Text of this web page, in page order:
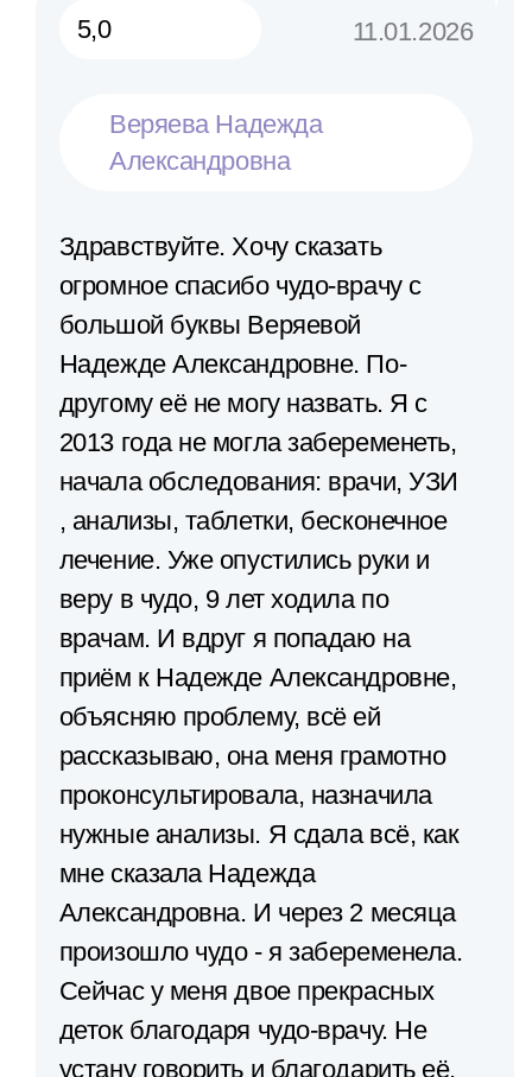
5,0 11.01.2026
Веряева Надежда
Александровна
Здравствуйте. Хочу сказать
огромное спасибо чудо-врачу с
большой буквы Веряевой
Надежде Александровне. По-
другому её не могу назвать. Я с
2013 года не могла забеременеть,
начала обследования: врачи, УЗИ​
, анализы​, таблетки, бесконечное
лечение. Уже опустились руки и
веру в чудо, 9 лет ходила по
врачам. И вдруг я попадаю на
приём к Надежде Александровне,
объясняю проблему, всё ей
рассказываю, она меня грамотно
проконсультировала, назначила
нужные анализы. Я сдала всё, как
мне сказала Надежда
Александровна. И через 2 месяца
произошло чудо - я забеременела.
Сейчас у меня двое прекрасных
деток благодаря чудо-врачу. Не
устану говорить и благодарить её.